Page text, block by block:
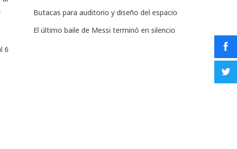
6
Butacas para auditorio y diseño del espacio
El último baile de Messi terminó en silencio